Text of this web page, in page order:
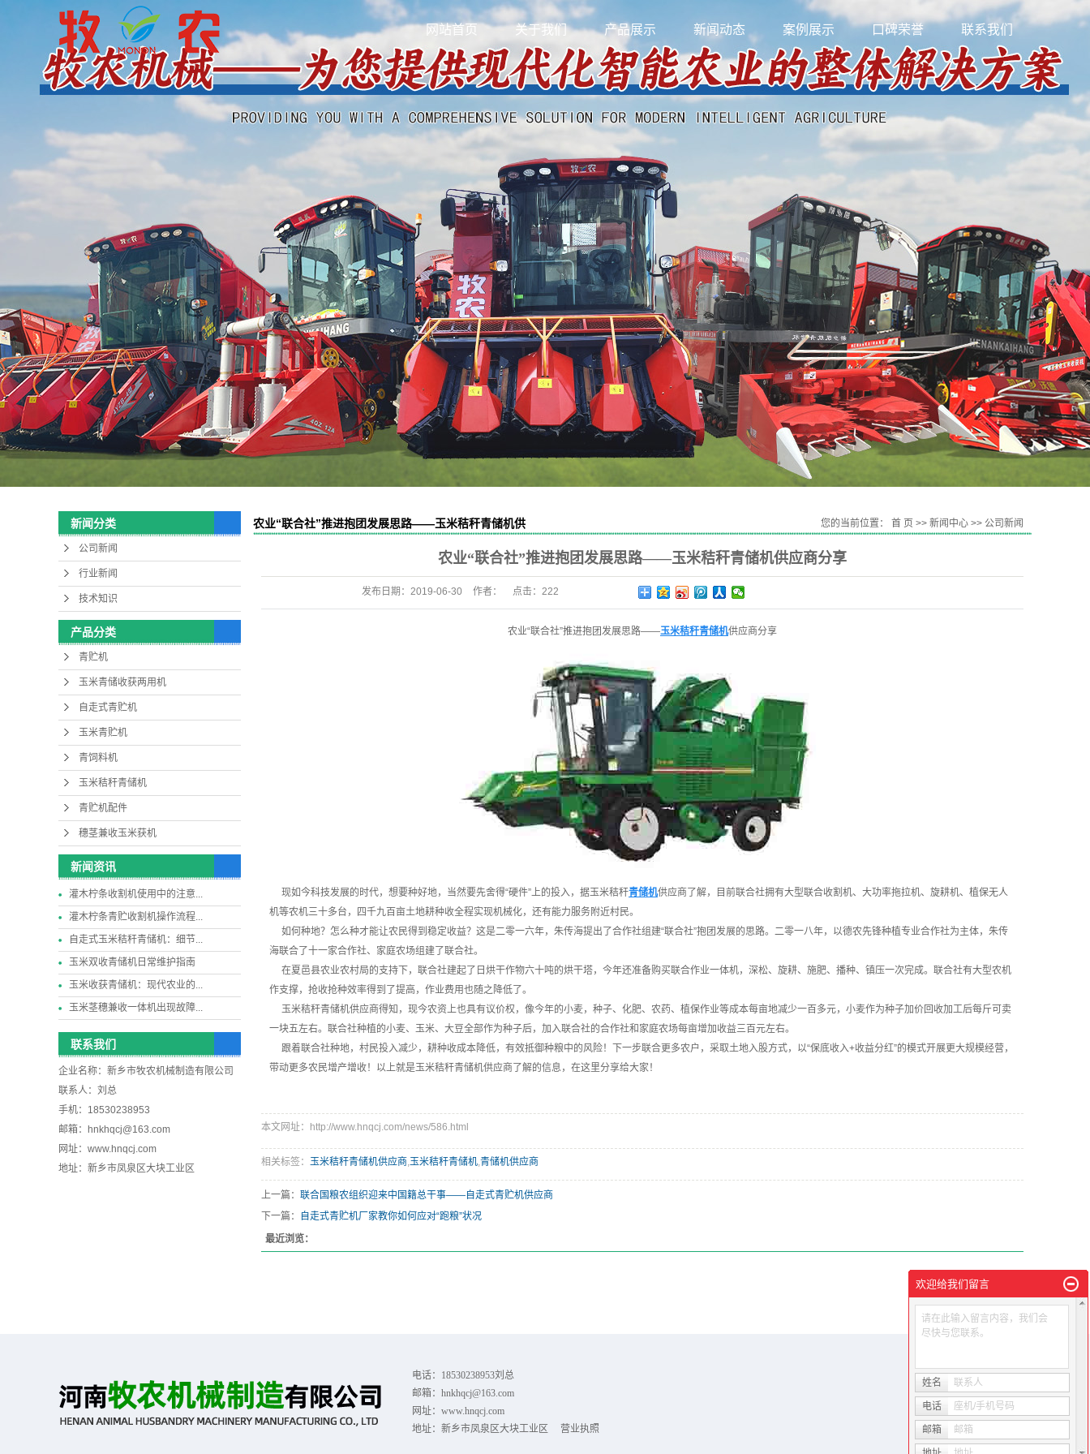
网站首页 关于我们
公司简介
联系我们
产品展示
青贮机
玉米青储收获两用机
自走式青贮机
玉米青贮机
青饲料机
玉米秸秆青储机
青贮机配件
穗茎兼收玉米获机
新闻动态
公司新闻
行业新闻
技术知识
案例展示
成功案例
视频中心
口碑荣誉 联系我们
新闻分类
公司新闻
行业新闻
技术知识
产品分类
青贮机
玉米青储收获两用机
自走式青贮机
玉米青贮机
青饲料机
玉米秸秆青储机
青贮机配件
穗茎兼收玉米获机
新闻资讯
灌木柠条收割机使用中的注意...
灌木柠条青贮收割机操作流程...
自走式玉米秸秆青储机：细节...
玉米双收青储机日常维护指南
玉米收获青储机：现代农业的...
玉米茎穗兼收一体机出现故障...
联系我们
企业名称：新乡市牧农机械制造有限公司
联系人：刘总
手机：18530238953
邮箱：hnkhqcj@163.com
网址：www.hnqcj.com
地址：新乡市凤泉区大块工业区
农业“联合社”推进抱团发展思路——玉米秸秆青储机供
您的当前位置： 首 页 >> 新闻中心 >> 公司新闻
农业“联合社”推进抱团发展思路——玉米秸秆青储机供应商分享
发布日期： 2019-06-30 作者： 点击： 222
农业“联合社”推进抱团发展思路——玉米秸秆青储机供应商分享
现如今科技发展的时代，想要种好地，当然要先舍得“硬件”上的投入，据玉米秸秆青储机供应商了解，目前联合社拥有大型联合收割机、大功率拖拉机、旋耕机、植保无人
机等农机三十多台，四千九百亩土地耕种收全程实现机械化，还有能力服务附近村民。
如何种地？怎么种才能让农民得到稳定收益？这是二零一六年，朱传海提出了合作社组建“联合社”抱团发展的思路。二零一八年，以德农先锋种植专业合作社为主体，朱传
海联合了十一家合作社、家庭农场组建了联合社。
在夏邑县农业农村局的支持下，联合社建起了日烘干作物六十吨的烘干塔，今年还准备购买联合作业一体机，深松、旋耕、施肥、播种、镇压一次完成。联合社有大型农机
作支撑，抢收抢种效率得到了提高，作业费用也随之降低了。
玉米秸秆青储机供应商得知，现今农资上也具有议价权，像今年的小麦，种子、化肥、农药、植保作业等成本每亩地减少一百多元，小麦作为种子加价回收加工后每斤可卖
一块五左右。联合社种植的小麦、玉米、大豆全部作为种子后，加入联合社的合作社和家庭农场每亩增加收益三百元左右。
跟着联合社种地，村民投入减少，耕种收成本降低，有效抵御种粮中的风险！下一步联合更多农户，采取土地入股方式，以“保底收入+收益分红”的模式开展更大规模经营，
带动更多农民增产增收！以上就是玉米秸秆青储机供应商 了解的信息，在这里分享给大家！
本文网址：http://www.hnqcj.com/news/586.html
相关标签： 玉米秸秆青储机供应商,玉米秸秆青储机,青储机供应商
上一篇： 联合国粮农组织迎来中国籍总干事——自走式青贮机供应商
下一篇：
自走式青贮机厂家教你如何应对“跑粮”状况
最近浏览：
电话：18530238953刘总
邮箱：hnkhqcj@163.com
网址：www.hnqcj.com
地址：新乡市凤泉区大块工业区 营业执照
欢迎给我们留言
请在此输入留言内容，我们会
尽快与您联系。
姓名 联系人
电话 座机/手机号码
邮箱 邮箱